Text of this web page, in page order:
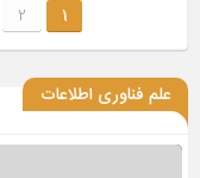
1
2
علم فناوری اطلاعات